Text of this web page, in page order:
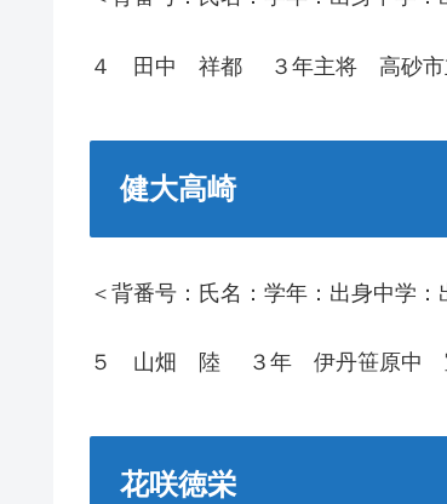
４ 田中 祥都 ３年主将 高砂市
健大高崎
＜背番号：氏名：学年：出身中学：
５ 山畑 陸 ３年 伊丹笹原中
花咲徳栄